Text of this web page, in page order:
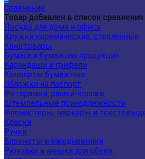
Сравнение
Товар добавлен в список сравнения
Посуда для дома и офиса
Кружки керамические, стеклянные
Канцтовары
Бумага и бумажная продукция
Карандаши и грифели
Конверты бумажные
Обложки на паспорт
Фоторамки, рамки-коллаж
Штемпельные принадлежности
Фломастеры, маркеры и
Краски
Ручки
Блокноты и ежедневники
Рюкзаки и мешки для обуви